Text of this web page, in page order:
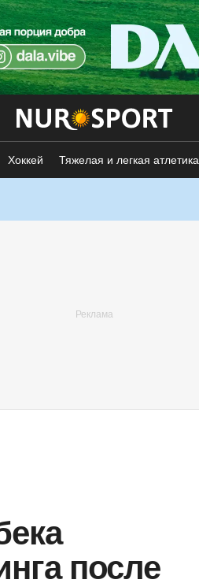
Хоккей Тяжелая и легкая атлетика
после